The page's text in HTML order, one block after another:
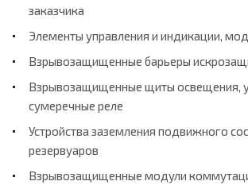
заказчика
Элементы управления и индикации,
Взрывозащищенные барьеры
Взрывозащищенные щиты освещения,
сумеречные реле
Устройства заземления подвижного
резервуаров
Взрывозащищенные модули